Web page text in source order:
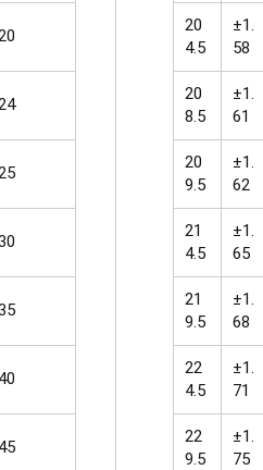
20
4.5
±1.
58
20
8.5
±1.
61
20
9.5
±1.
62
21
4.5
±1.
65
21
9.5
±1.
68
22
4.5
±1.
71
22
9.5
±1.
75